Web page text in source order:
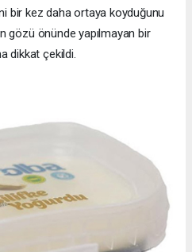
bir kez daha ortaya koyduğunu
gözü önünde yapılmayan bir
dikkat çekildi.